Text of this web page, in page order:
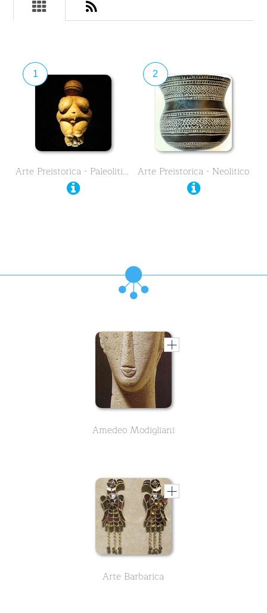
1
Arte Preistorica - Paleolitico
2
Arte Preistorica - Neolitico
Amedeo Modigliani
Arte Barbarica